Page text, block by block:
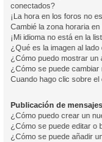
conectados?
¡La hora en los foros no
Cambié la zona horaria
¡Mi idioma no está en la
¿Qué es la imagen al
¿Cómo puedo mostrar un
¿Cómo se puede cambiar
Cuando hago clic sobre el
Publicación de mensajes
¿Cómo puedo crear un
¿Cómo se puede editar o
¿Cómo se puede añadir